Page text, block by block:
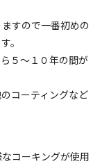
すので一番初めの
。
５〜１０年の間が
コーティングなど
コーキングが使用